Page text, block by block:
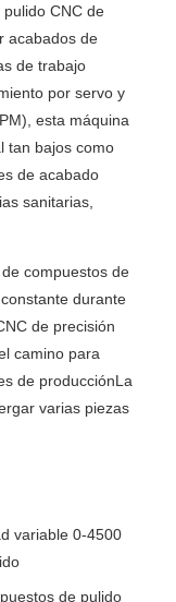
CNC de
acabados de
de trabajo
por servo y
esta máquina
tan bajos como
de acabado
sanitarias,
compuestos de
durante
de precisión
camino para
de producciónLa
varias piezas
variable 0-4500
de pulido